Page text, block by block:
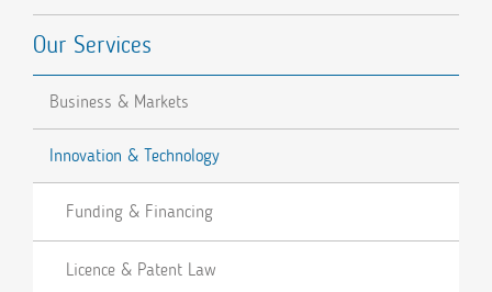
Our Services
Business & Markets
Innovation & Technology
Funding & Financing
Licence & Patent Law